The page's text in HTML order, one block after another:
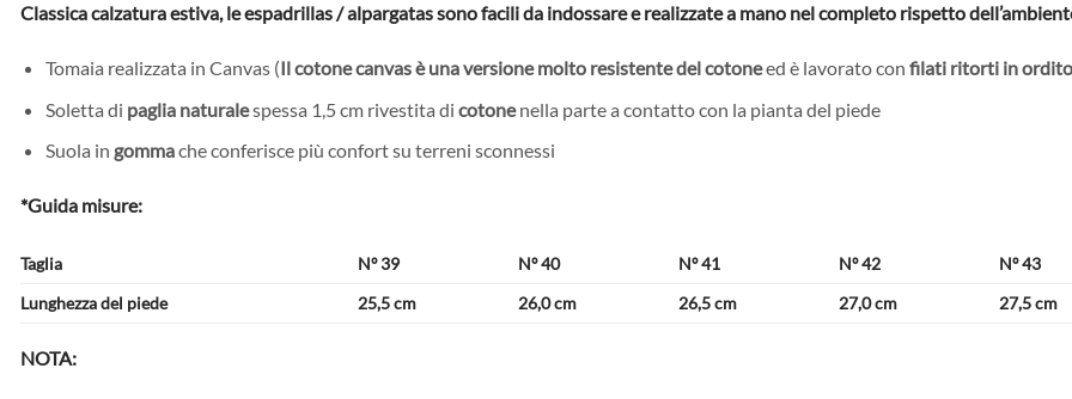
Classica calzatura estiva, le espadrillas / alpargatas sono facili da indossare e realizzate a mano nel completo rispetto
Tomaia realizzata in Canvas (Il cotone canvas è una versione molto resistente del cotoneed è lavorato con filati ritorti in
Soletta di paglia naturalespessa 1,5 cm rivestita di cotonenella parte a contatto con la pianta del piede
Suola in gommache conferisce più confort su terreni sconnessi
*Guida misure:
Taglia Nº 39 Nº 40 Nº 41 Nº 42
Nº 43
Lunghezza del piede
25,5 cm 26,0 cm 26,5 cm 27,0 cm 27,5 cm
NOTA: